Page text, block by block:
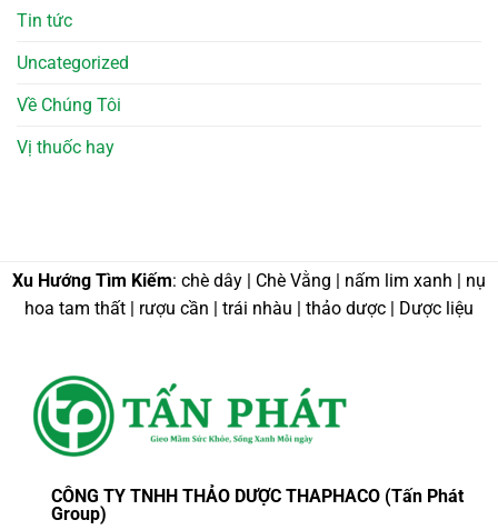
Tin tức
Uncategorized
Về Chúng Tôi
Vị thuốc hay
Xu Hướng Tìm Kiếm: chè dây | Chè Vằng | nấm lim xanh | nụ
hoa tam thất | rượu cần | trái nhàu | thảo dược | Dược liệu
CÔNG TY TNHH THẢO DƯỢC THAPHACO (Tấn Phát
Group)